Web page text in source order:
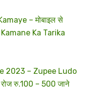
– मोबाइल से
Ka Tarika
2023 – Zupee Ludo
रु.100 – 500 जाने